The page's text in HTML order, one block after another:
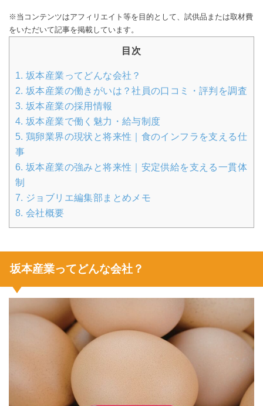
※当コンテンツはアフィリエイト等を目的として、試供品または取材費
をいただいて記事を掲載しています。
目次
1. 坂本産業ってどんな会社？
2. 坂本産業の働きがいは？社員の口コミ・評判を調査
3. 坂本産業の採用情報
4. 坂本産業で働く魅力・給与制度
5. 鶏卵業界の現状と将来性｜食のインフラを支える仕
事
6. 坂本産業の強みと将来性｜安定供給を支える一貫体
制
7. ジョブリエ編集部まとめメモ
8. 会社概要
坂本産業ってどんな会社？